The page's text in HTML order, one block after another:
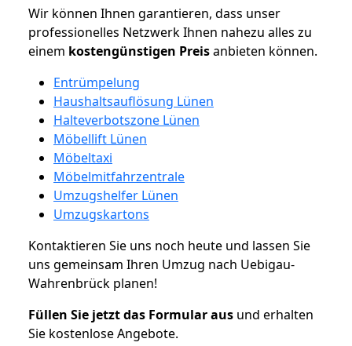
Wir können Ihnen garantieren, dass unser
professionelles Netzwerk Ihnen nahezu alles zu
einem kostengünstigen Preisanbieten können.
Entrümpelung
Haushaltsauflösung Lünen
Halteverbotszone Lünen
Möbellift Lünen
Möbeltaxi
Möbelmitfahrzentrale
Umzugshelfer Lünen
Umzugskartons
Kontaktieren Sie uns noch heute und lassen Sie
uns gemeinsam Ihren Umzug nach Uebigau-
Wahrenbrück planen!
Füllen Sie jetzt das Formular aus und erhalten
Sie kostenlose Angebote.